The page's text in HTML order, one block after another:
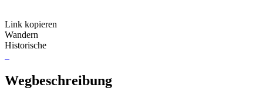
Link kopieren
Wandern
Historische
Wegbeschreibung